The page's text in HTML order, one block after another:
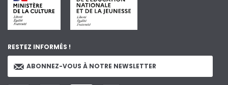
RESTEZ INFORMÉS !
ABONNEZ-VOUS À NOTRE NEWSLETTER